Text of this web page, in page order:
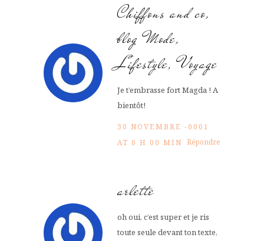
Chiffons and co,
blog Mode,
Lifestyle, Voyage
Je t’embrasse fort Magda ! A
bientôt!
30 NOVEMBRE -0001
AT 0 H 00 MIN Répondre
arlette
oh oui, c’est super et je ris
toute seule devant ton texte,